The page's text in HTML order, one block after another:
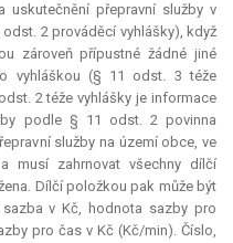
přepravní služby v
2 prováděcí vyhlášky), když
zároveň přípustné žádné jiné
vyhláškou (§ 11 odst. 3 téže
2 téže vyhlášky je informace
podle § 11 odst. 2 povinna
služby na území obce, ve
musí zahrnovat všechny dílčí
Dílčí položkou pak může být
v Kč, hodnota sazby pro
pro čas v Kč (Kč/min). Číslo,